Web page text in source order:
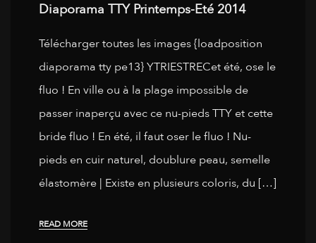
Diaporama TTY Printemps-Eté 2014
Télécharger toutes les images {loadposition
diaporama tty pe13} YTRIESTRECet été, ose le
fluo ! En ville ou à la plage impossible de
passer inaperçu avec ce nu-pieds TTY et cette
bride fluo ! En été, il faut oser le fluo ! Nu-
pieds en cuir naturel, doublure peau, semelle
élastomère | Existe en plusieurs coloris, du […]
READ MORE